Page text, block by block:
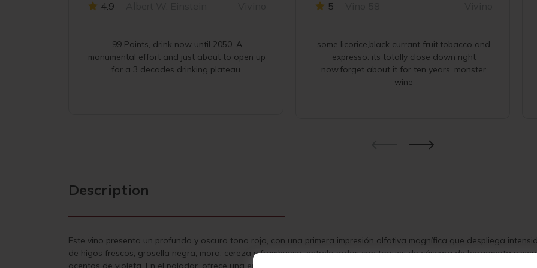
2010
4.9
99 Points, drink now until 2050. A
monumental effort and just about to open up
for a 3 decades drinking plateau.
5
some licorice,black currant fruit,tobacco and
expresso. its totally close down right
now,forget about it for ten years. monster
wine
Description
Este vino presenta un profundo y oscuro tono rojo, con una primera impresión olfativa magnífica que despliega
de higos frescos, grosella negra, mora, cereza y frambuesa, entrelazadas con toques de cáscara de bergamota y
acentos de violeta. En el paladar, ofrece una entrada suave y un paso sedoso y completo, destacándose los aromas